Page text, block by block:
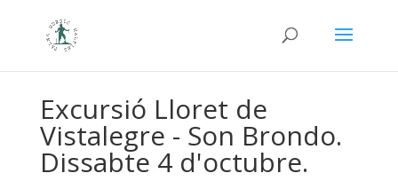
Excursió Lloret de
Vistalegre - Son Brondo.
Dissabte 4 d'octubre.